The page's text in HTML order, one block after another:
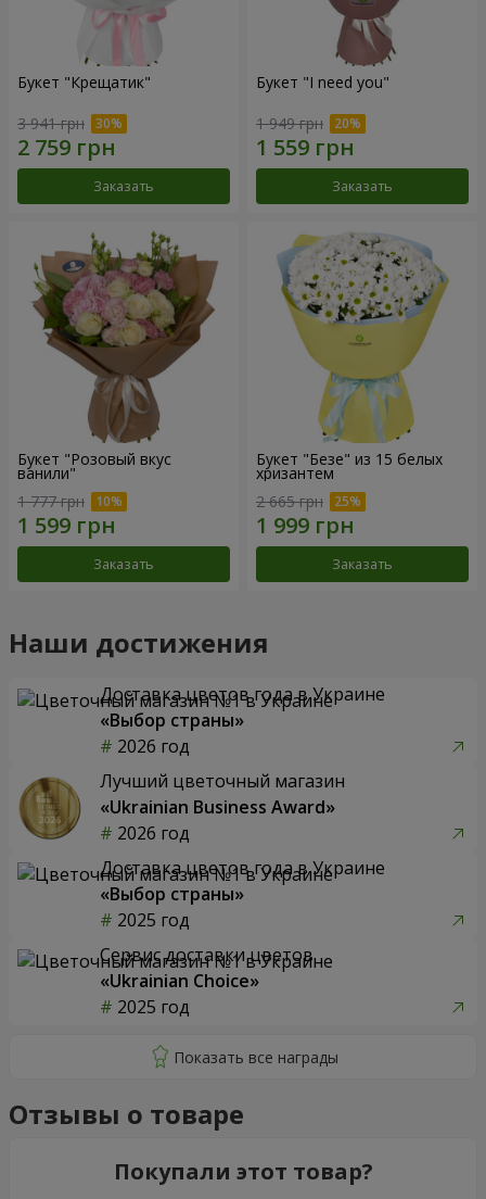
Букет "Крещатик"
3 941 грн
Заказать
Букет "I need you"
1 949 грн
Заказать
Букет "Розовый вкус
ванили"
1 777 грн
Заказать
Букет "Безе" из 15 белых
хризантем
2 665 грн
Заказать
Наши достижения
Доставка цветов года в Украине
«Выбор страны»
2026 год
Лучший цветочный магазин
«Ukrainian Business Award»
2026 год
Доставка цветов года в Украине
«Выбор страны»
2025 год
Сервис доставки цветов
«Ukrainian Choice»
2025 год
Отзывы о товаре
Покупали этот товар?